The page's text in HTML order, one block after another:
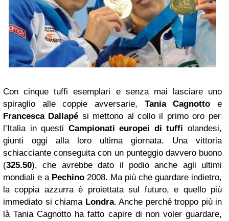
Con cinque tuffi esemplari e senza mai lasciare uno
spiraglio alle coppie avversarie, Tania Cagnotto e
Francesca Dallapé si mettono al collo il primo oro per
l’Italia in questi Campionati europei di tuffi olandesi,
giunti oggi alla loro ultima giornata. Una vittoria
schiacciante conseguita con un punteggio davvero buono
(325.50), che avrebbe dato il podio anche agli ultimi
mondiali e a Pechino 2008. Ma più che guardare indietro,
la coppia azzurra è proiettata sul futuro, e quello più
immediato si chiama Londra. Anche perché troppo più in
là Tania Cagnotto ha fatto capire di non voler guardare,